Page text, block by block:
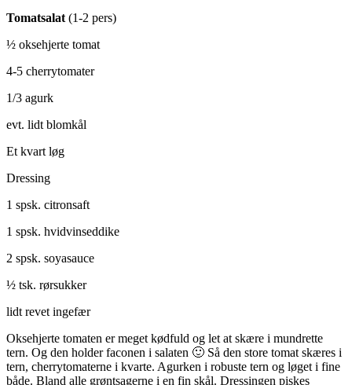
Tomatsalat (1-2 pers)
½ oksehjerte tomat
4-5 cherrytomater
1/3 agurk
evt. lidt blomkål
Et kvart løg
Dressing
1 spsk. citronsaft
1 spsk. hvidvinseddike
2 spsk. soyasauce
½ tsk. rørsukker
lidt revet ingefær
Oksehjerte tomaten er meget kødfuld og let at skære i mundrette
tern. Og den holder faconen i salaten 🙂 Så den store tomat skæres i
tern, cherrytomaterne i kvarte. Agurken i robuste tern og løget i fine
både. Bland alle grøntsagerne i en fin skål. Dressingen piskes